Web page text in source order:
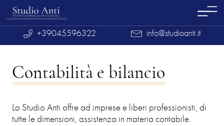
+39045596322 info@studioanti.it
Contabilità e bilancio
Lo Studio Anti offre ad imprese e liberi professionisti, di
tutte le dimensioni, assistenza in materia contabile.